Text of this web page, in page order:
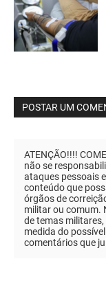
POSTAR UM
ATENÇÃO!!!!
não se
ataques pessoais
conteúdo que
órgãos de
militar ou comum.
de temas
medida do
comentários que